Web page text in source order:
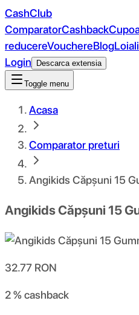
CashClub
ComparatorCashback
reducereVouchereBlog
Login
Descarca extensia
Toggle menu
Acasa
Comparator preturi
Angikids Căpșuni 15
Angikids Căpșuni 15
32.77 RON
2 %cashback